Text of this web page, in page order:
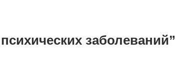
заболеваний”